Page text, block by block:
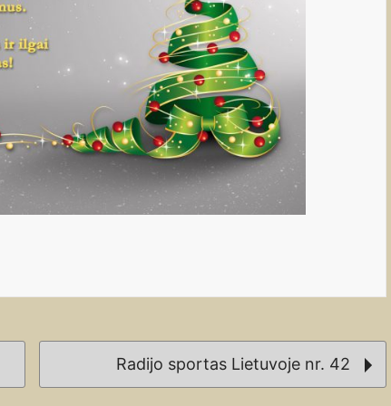
Radijo sportas Lietuvoje nr. 42